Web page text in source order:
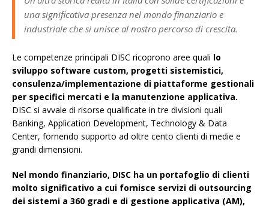
una significativa presenza nel mondo finanziario e
industriale che si unisce al nostro percorso di crescita.
Le competenze principali DISC ricoprono aree quali lo
sviluppo software custom, progetti sistemistici,
consulenza/implementazione di piattaforme gestionali
per specifici mercati e la manutenzione applicativa.
DISC si avvale di risorse qualificate in tre divisioni quali
Banking, Application Development, Technology & Data
Center, fornendo supporto ad oltre cento clienti di medie e
grandi dimensioni.
Nel mondo finanziario, DISC ha un portafoglio di clienti
molto significativo a cui fornisce servizi di outsourcing
dei sistemi a 360 gradi e di gestione applicativa (AM),